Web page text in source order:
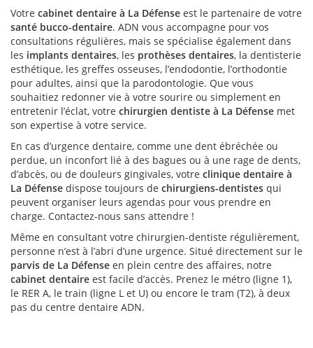
Votre cabinet dentaire à La Défense est le partenaire de votre
santé bucco-dentaire. ADN vous accompagne pour vos
consultations régulières, mais se spécialise également dans
les implants dentaires, les prothèses dentaires, la dentisterie
esthétique, les greffes osseuses, l’endodontie, l’orthodontie
pour adultes, ainsi que la parodontologie. Que vous
souhaitiez redonner vie à votre sourire ou simplement en
entretenir l’éclat, votre chirurgien dentiste à La Défense met
son expertise à votre service.
En cas d’urgence dentaire, comme une dent ébréchée ou
perdue, un inconfort lié à des bagues ou à une rage de dents,
d’abcès, ou de douleurs gingivales, votre clinique dentaire à
La Défense dispose toujours de chirurgiens-dentistes qui
peuvent organiser leurs agendas pour vous prendre en
charge. Contactez-nous sans attendre !
Même en consultant votre chirurgien-dentiste régulièrement,
personne n’est à l’abri d’une urgence. Situé directement sur le
parvis de La Défense en plein centre des affaires, notre
cabinet dentaire est facile d’accès. Prenez le métro (ligne 1),
le RER A, le train (ligne L et U) ou encore le tram (T2), à deux
pas du centre dentaire ADN.